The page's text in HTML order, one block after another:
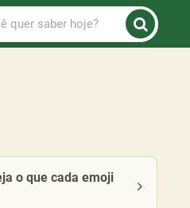
o que cada emoji